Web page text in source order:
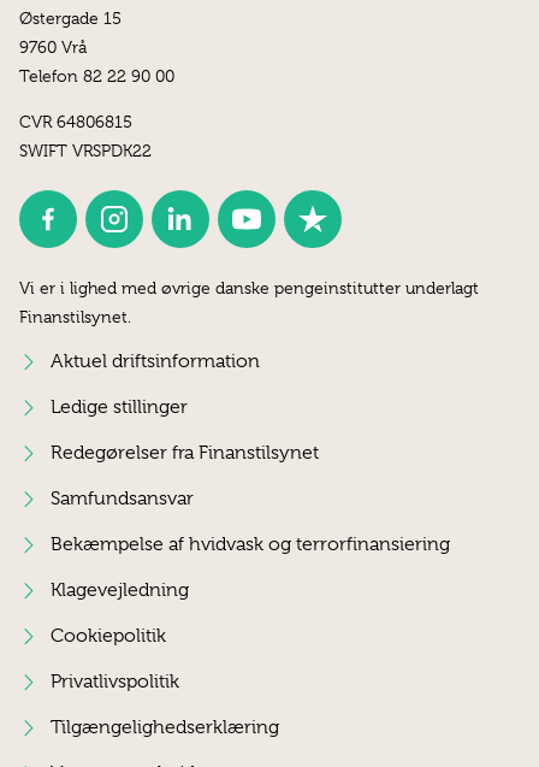
Østergade 15
9760 Vrå
Telefon 82 22 90 00
CVR 64806815
SWIFT VRSPDK22
Vi er i lighed med øvrige danske pengeinstitutter underlagt
Finanstilsynet.
Aktuel driftsinformation
Ledige stillinger
Redegørelser fra Finanstilsynet
Samfundsansvar
Bekæmpelse af hvidvask og terrorfinansiering
Klagevejledning
Cookiepolitik
Privatlivspolitik
Tilgængelighedserklæring